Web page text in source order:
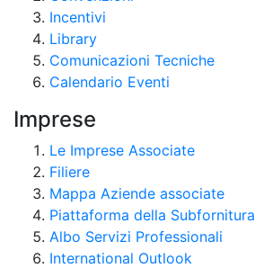
Incentivi
Library
Comunicazioni Tecniche
Calendario Eventi
Imprese
Le Imprese Associate
Filiere
Mappa Aziende associate
Piattaforma della Subfornitura
Albo Servizi Professionali
International Outlook